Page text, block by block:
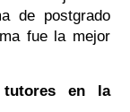
de postgrado
fue la mejor
en la